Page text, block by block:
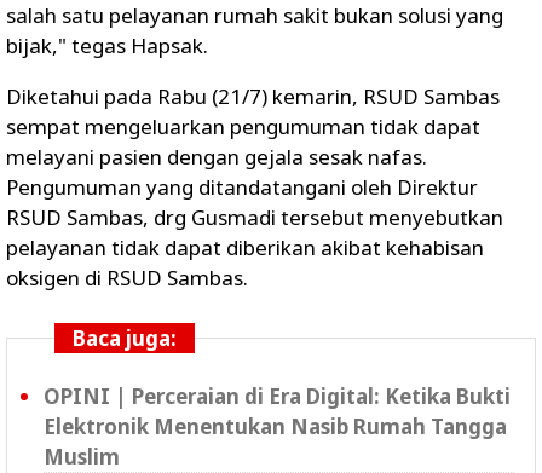
salah satu pelayanan rumah sakit bukan solusi yang
bijak," tegas Hapsak.
Diketahui pada Rabu (21/7) kemarin, RSUD Sambas
sempat mengeluarkan pengumuman tidak dapat
melayani pasien dengan gejala sesak nafas.
Pengumuman yang ditandatangani oleh Direktur
RSUD Sambas, drg Gusmadi tersebut menyebutkan
pelayanan tidak dapat diberikan akibat kehabisan
oksigen di RSUD Sambas.
Baca juga:
OPINI | Perceraian di Era Digital: Ketika Bukti
Elektronik Menentukan Nasib Rumah Tangga
Muslim